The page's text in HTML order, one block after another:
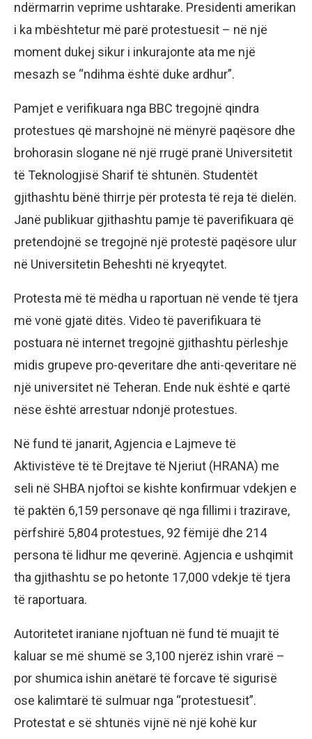
ndërmarrin veprime ushtarake. Presidenti amerikan
i ka mbështetur më parë protestuesit – në një
moment dukej sikur i inkurajonte ata me një
mesazh se “ndihma është duke ardhur”.
Pamjet e verifikuara nga BBC tregojnë qindra
protestues që marshojnë në mënyrë paqësore dhe
brohorasin slogane në një rrugë pranë Universitetit
të Teknologjisë Sharif të shtunën. Studentët
gjithashtu bënë thirrje për protesta të reja të dielën.
Janë publikuar gjithashtu pamje të paverifikuara që
pretendojnë se tregojnë një protestë paqësore ulur
në Universitetin Beheshti në kryeqytet.
Protesta më të mëdha u raportuan në vende të tjera
më vonë gjatë ditës. Video të paverifikuara të
postuara në internet tregojnë gjithashtu përleshje
midis grupeve pro-qeveritare dhe anti-qeveritare në
një universitet në Teheran. Ende nuk është e qartë
nëse është arrestuar ndonjë protestues.
Në fund të janarit, Agjencia e Lajmeve të
Aktivistëve të të Drejtave të Njeriut (HRANA) me
seli në SHBA njoftoi se kishte konfirmuar vdekjen e
të paktën 6,159 personave që nga fillimi i trazirave,
përfshirë 5,804 protestues, 92 fëmijë dhe 214
persona të lidhur me qeverinë. Agjencia e ushqimit
tha gjithashtu se po hetonte 17,000 vdekje të tjera
të raportuara.
Autoritetet iraniane njoftuan në fund të muajit të
kaluar se më shumë se 3,100 njerëz ishin vrarë –
por shumica ishin anëtarë të forcave të sigurisë
ose kalimtarë të sulmuar nga “protestuesit”.
Protestat e së shtunës vijnë në një kohë kur